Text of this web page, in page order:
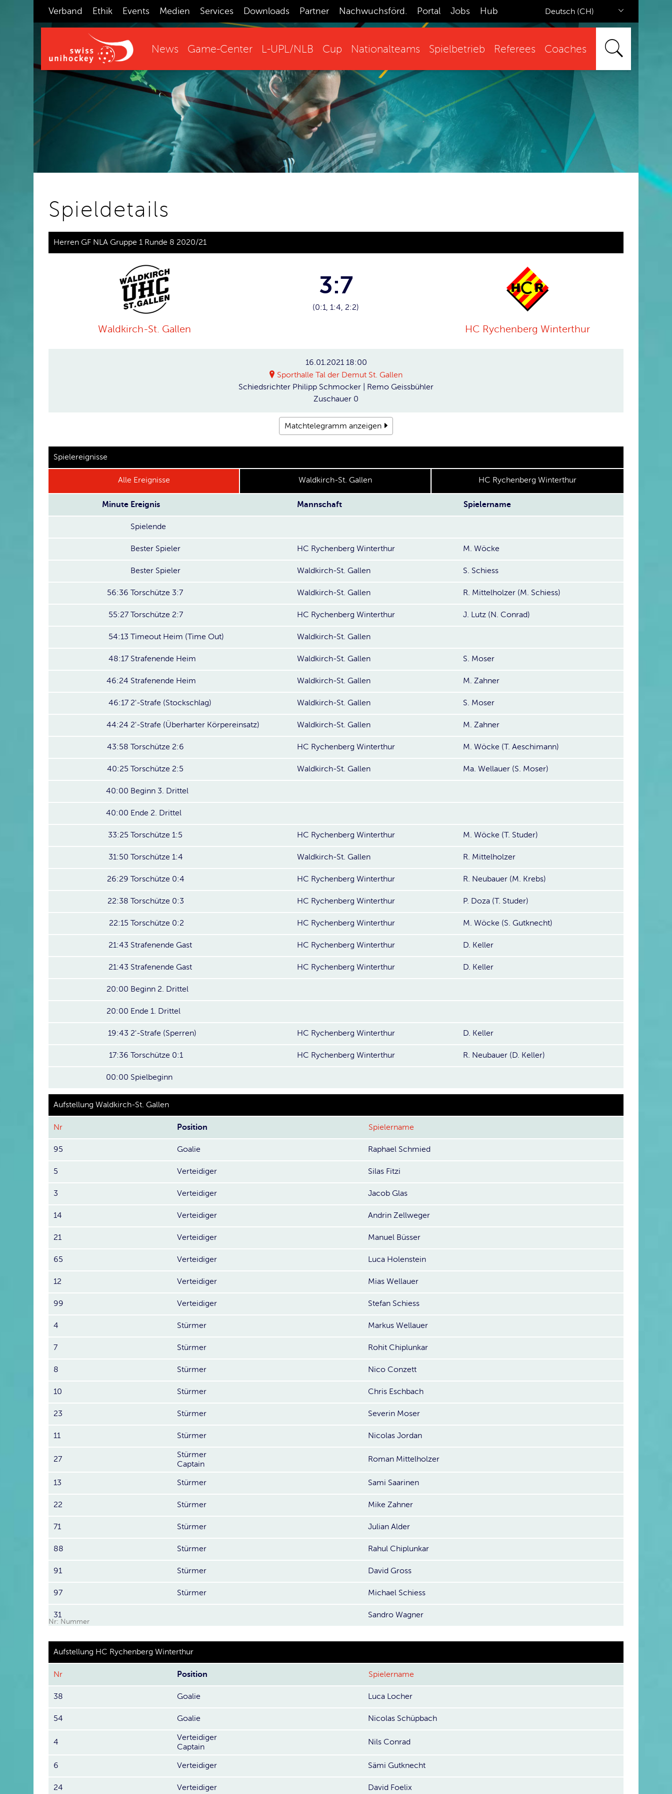
Verband Ethik Events Medien Services Downloads Partner Nachwuchsförd. Portal Jobs Hub Deutsch (CH)
News Game-Center L-UPL/NLB Cup Nationalteams Spielbetrieb Referees Coaches
Spieldetails
Herren GF NLA Gruppe 1 Runde 8 2020/21
Waldkirch-St. Gallen
3:7
(0:1, 1:4, 2:2)
HC Rychenberg Winterthur
16.01.2021 18:00
Sporthalle Tal der Demut St. Gallen
Schiedsrichter Philipp Schmocker | Remo Geissbühler
Zuschauer 0
Matchtelegramm anzeigen
Spielereignisse
Alle Ereignisse Waldkirch-St. Gallen HC Rychenberg Winterthur
Minute Ereignis Mannschaft Spielername
Spielende
Bester Spieler HC Rychenberg Winterthur M. Wöcke
Bester Spieler Waldkirch-St. Gallen S. Schiess
56:36 Torschütze 3:7 Waldkirch-St. Gallen R. Mittelholzer (M. Schiess)
55:27 Torschütze 2:7 HC Rychenberg Winterthur J. Lutz (N. Conrad)
54:13 Timeout Heim (Time Out) Waldkirch-St. Gallen
48:17 Strafenende Heim Waldkirch-St. Gallen S. Moser
46:24 Strafenende Heim Waldkirch-St. Gallen M. Zahner
46:17 2'-Strafe (Stockschlag) Waldkirch-St. Gallen S. Moser
44:24 2'-Strafe (Überharter Körpereinsatz) Waldkirch-St. Gallen M. Zahner
43:58 Torschütze 2:6 HC Rychenberg Winterthur M. Wöcke (T. Aeschimann)
40:25 Torschütze 2:5 Waldkirch-St. Gallen Ma. Wellauer (S. Moser)
40:00 Beginn 3. Drittel
40:00 Ende 2. Drittel
33:25 Torschütze 1:5 HC Rychenberg Winterthur M. Wöcke (T. Studer)
31:50 Torschütze 1:4 Waldkirch-St. Gallen R. Mittelholzer
26:29 Torschütze 0:4 HC Rychenberg Winterthur R. Neubauer (M. Krebs)
22:38 Torschütze 0:3 HC Rychenberg Winterthur P. Doza (T. Studer)
22:15 Torschütze 0:2 HC Rychenberg Winterthur M. Wöcke (S. Gutknecht)
21:43 Strafenende Gast HC Rychenberg Winterthur D. Keller
21:43 Strafenende Gast HC Rychenberg Winterthur D. Keller
20:00 Beginn 2. Drittel
20:00 Ende 1. Drittel
19:43 2'-Strafe (Sperren) HC Rychenberg Winterthur D. Keller
17:36 Torschütze 0:1 HC Rychenberg Winterthur R. Neubauer (D. Keller)
00:00 Spielbeginn
Aufstellung Waldkirch-St. Gallen
Nr Position Spielername
95 Goalie Raphael Schmied
5 Verteidiger Silas Fitzi
3 Verteidiger Jacob Glas
14 Verteidiger Andrin Zellweger
21 Verteidiger Manuel Büsser
65 Verteidiger Luca Holenstein
12 Verteidiger Mias Wellauer
99 Verteidiger Stefan Schiess
4 Stürmer Markus Wellauer
7 Stürmer Rohit Chiplunkar
8 Stürmer Nico Conzett
10 Stürmer Chris Eschbach
23 Stürmer Severin Moser
11 Stürmer Nicolas Jordan
27
Stürmer
Captain
Roman Mittelholzer
13 Stürmer Sami Saarinen
22 Stürmer Mike Zahner
71 Stürmer Julian Alder
88 Stürmer Rahul Chiplunkar
91 Stürmer David Gross
97 Stürmer Michael Schiess
31 Sandro Wagner
Nr: Nummer
Aufstellung HC Rychenberg Winterthur
Nr Position Spielername
38 Goalie Luca Locher
54 Goalie Nicolas Schüpbach
4
Verteidiger
Captain
Nils Conrad
6 Verteidiger Sämi Gutknecht
24 Verteidiger David Foelix